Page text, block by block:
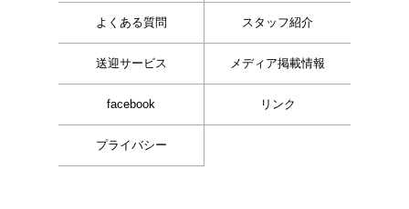
よくある質問 スタッフ紹介
送迎サービス メディア掲載情報
facebook リンク
プライバシー